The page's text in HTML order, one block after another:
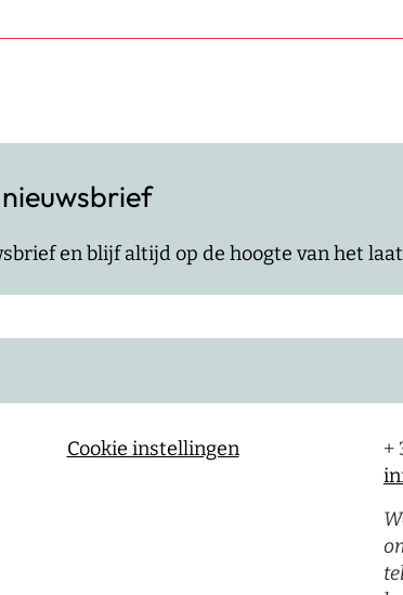
en blijf altijd op de hoogte van het
Cookie instellingen
+